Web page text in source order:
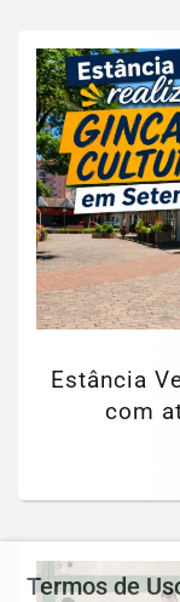
Estância
com
Termos de